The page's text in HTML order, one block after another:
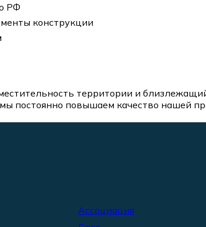
РФ
конструкции
территории и
постоянно повышаем качество нашей
Ассоциация